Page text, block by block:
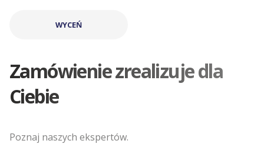
WYCEŃ
Zamówienie zrealizuje dla
Ciebie
Poznaj naszych ekspertów.